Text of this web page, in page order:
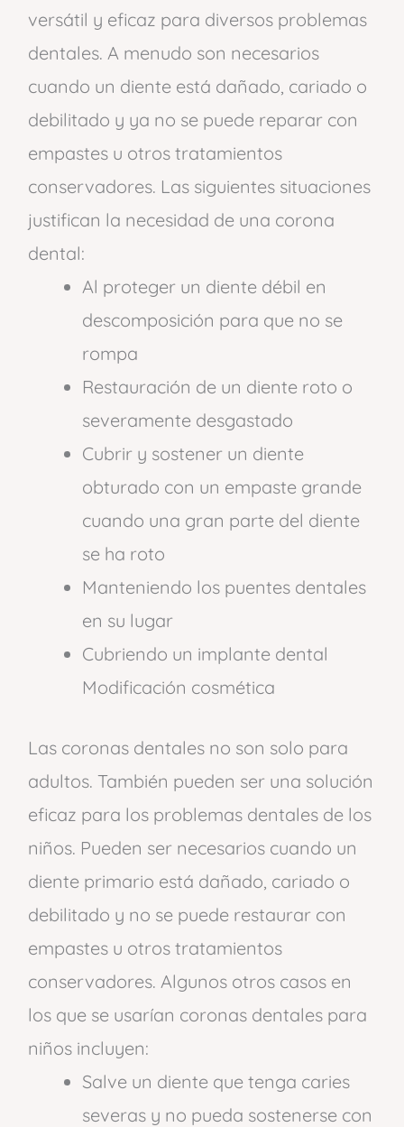
versátil y eficaz para diversos problemas
dentales. A menudo son necesarios
cuando un diente está dañado, cariado o
debilitado y ya no se puede reparar con
empastes u otros tratamientos
conservadores. Las siguientes situaciones
justifican la necesidad de una corona
dental:
Al proteger un diente débil en
descomposición para que no se
rompa
Restauración de un diente roto o
severamente desgastado
Cubrir y sostener un diente
obturado con un empaste grande
cuando una gran parte del diente
se ha roto
Manteniendo los puentes dentales
en su lugar
Cubriendo un implante dental
Modificación cosmética
Las coronas dentales no son solo para
adultos. También pueden ser una solución
eficaz para los problemas dentales de los
niños. Pueden ser necesarios cuando un
diente primario está dañado, cariado o
debilitado y no se puede restaurar con
empastes u otros tratamientos
conservadores. Algunos otros casos en
los que se usarían coronas dentales para
niños incluyen:
Salve un diente que tenga caries
severas y no pueda sostenerse con